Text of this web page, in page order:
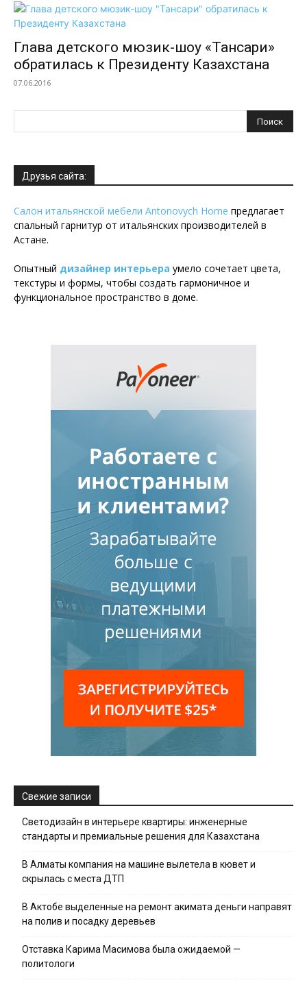
Глава детского мюзик-шоу «Тансари»
обратилась к Президенту Казахстана
07.06.2016
Друзья сайта:
Салон итальянской мебели Antonovych Home предлагает
спальный гарнитур от итальянских производителей в
Астане.
Опытный дизайнер интерьера умело сочетает цвета,
текстуры и формы, чтобы создать гармоничное и
функциональное пространство в доме.
Свежие записи
Светодизайн в интерьере квартиры: инженерные
стандарты и премиальные решения для Казахстана
В Алматы компания на машине вылетела в кювет и
скрылась с места ДТП
В Актобе выделенные на ремонт акимата деньги направят
на полив и посадку деревьев
Отставка Карима Масимова была ожидаемой —
политологи